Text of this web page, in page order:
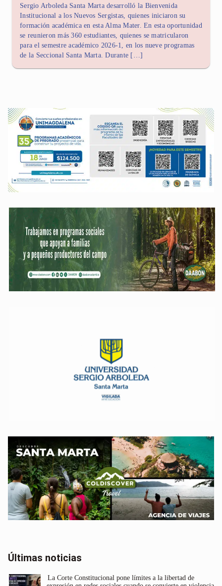
Sergio Arboleda Santa Marta desarrolló la Bienvenida
Institucional a los Nuevos Sergistas, quienes iniciaron su
formación académica en esta Alma Mater. En esta oportunidad
se reunieron más 360 estudiantes, quienes se matricularon
para el semestre académico 2026-1, en los nueve programas
de la Seccional Santa Marta. Durante […]
Últimas noticias
La Corte Constitucional pone límites a la libertad de